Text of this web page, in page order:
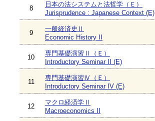
8
日本の法システムと法哲学（Ｅ）
Jurisprudence : Japanese Context (E)
9
一般経済史Ⅱ
Economic History II
10
専門基礎演習Ⅱ（Ｅ）
Introductory Seminar II (E)
11
専門基礎演習Ⅳ（Ｅ）
Introductory Seminar IV (E)
12
マクロ経済学Ⅱ
Macroeconomics II